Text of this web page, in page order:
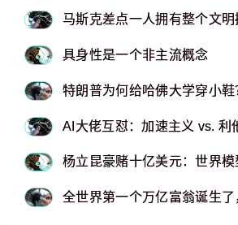
马斯克差点一人拥有整个文明
具身性是一个非主流概念
特朗普为何给哈佛大学穿小鞋
AI大佬互怼：加速主义 vs. 利
杨立昆豪赌十亿美元：世界
全世界第一个万亿富翁诞生